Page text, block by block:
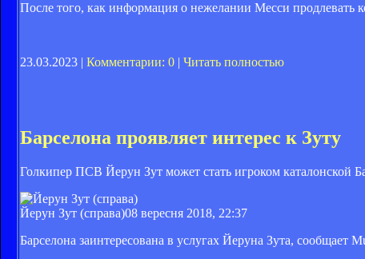
После того, как информация о нежелании Месси продлевать
23.03.2023 | Комментарии: 0 | Читать полностью
Барселона проявляет интерес к Зуту
Голкипер ПСВ Йерун Зут может стать игроком каталонской
Йерун Зут (справа)08 вересня 2018, 22:37
Барселона заинтересована в услугах Йеруна Зута, сообщает